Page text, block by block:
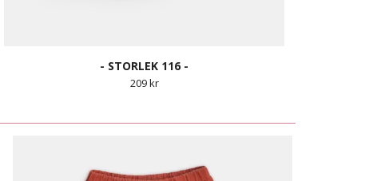
- STORLEK 116 -
209 kr